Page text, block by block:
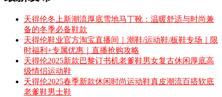
天得伦冬上新潮流厚底雪地马丁靴：温暖舒适与时尚兼
备的冬季必备鞋款
天得伦鞋业官方淘宝直播间｜潮鞋/运动鞋/板鞋专场｜限
时福利+专属优惠｜直播抢购攻略
天得伦2025新款巴黎订书机老爹鞋男女复古休闲厚底高
级情侣运动鞋
天得伦2025春季新款休闲时尚运动鞋真皮潮流百搭软底
老爹鞋男士鞋